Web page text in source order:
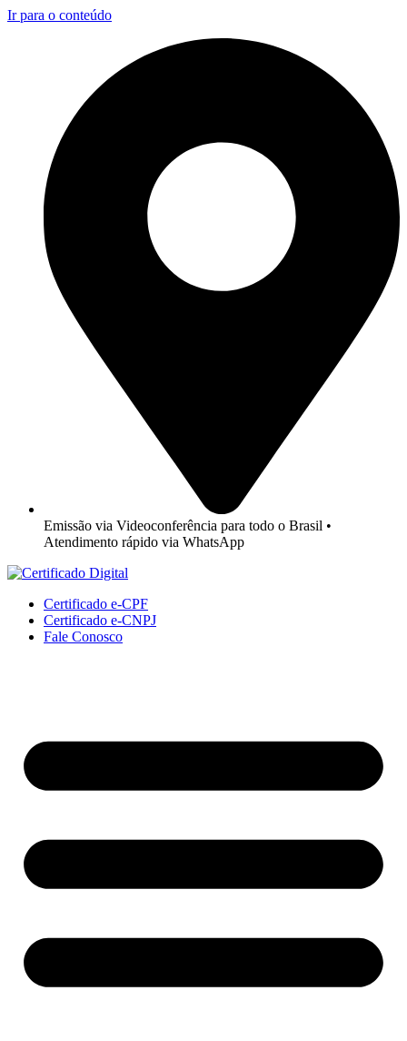
Ir para o conteúdo
Emissão via Videoconferência para todo o Brasil •
Atendimento rápido via WhatsApp
Certificado e-CPF
Certificado e-CNPJ
Fale Conosco